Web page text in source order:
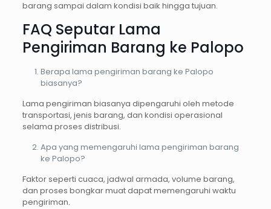
barang sampai dalam kondisi baik hingga tujuan.
FAQ Seputar Lama
Pengiriman Barang ke Palopo
Berapa lama pengiriman barang ke Palopo
biasanya?
Lama pengiriman biasanya dipengaruhi oleh metode
transportasi, jenis barang, dan kondisi operasional
selama proses distribusi.
Apa yang memengaruhi lama pengiriman barang
ke Palopo?
Faktor seperti cuaca, jadwal armada, volume barang,
dan proses bongkar muat dapat memengaruhi waktu
pengiriman.